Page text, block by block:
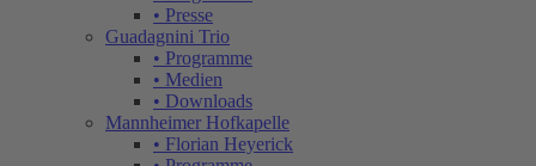
• Presse
Guadagnini Trio
• Programme
• Medien
• Downloads
Mannheimer Hofkapelle
• Florian Heyerick